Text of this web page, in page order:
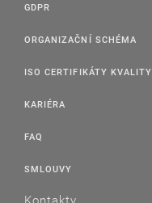
GDPR
ORGANIZAČNÍ SCHÉMA
ISO CERTIFIKÁTY KVALITY
KARIÉRA
FAQ
SMLOUVY